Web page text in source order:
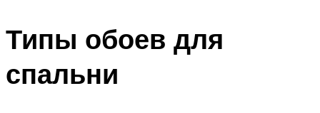
Типы обоев для
спальни